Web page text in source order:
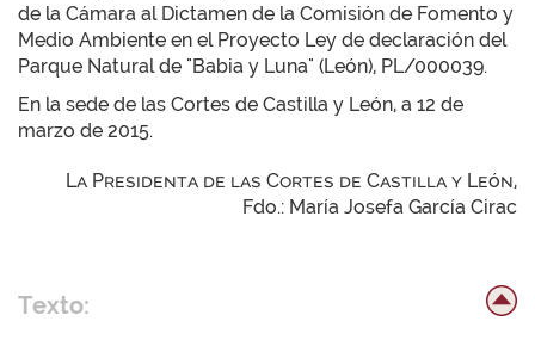
de la Cámara al Dictamen de la Comisión de Fomento y
Medio Ambiente en el Proyecto Ley de declaración del
Parque Natural de "Babia y Luna" (León), PL/000039.
En la sede de las Cortes de Castilla y León, a 12 de
marzo de 2015.
La Presidenta de las Cortes de Castilla y León,
Fdo.: María Josefa García Cirac
Texto: